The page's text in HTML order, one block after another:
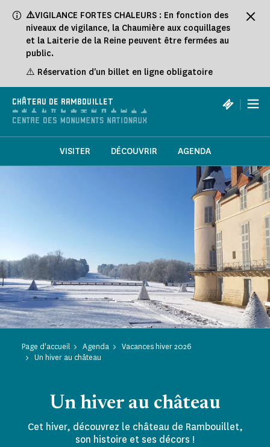
⚠️VIGILANCE FORTES CHALEURS : En fonction des
niveaux de vigilance, la Chaumière aux coquillages
et la Laiterie de la Reine peuvent être fermées au
public.
⚠️ Réservation d'un billet en ligne obligatoire
CHÂTEAU DE RAMBOUILLET |
VISITER DÉCOUVRIR AGENDA
Page d'accueil Agenda
Vacances hiver 2026
Un hiver au château
Un hiver au château
Cet hiver, découvrez le château de Rambouillet,
son histoire et ses décors !